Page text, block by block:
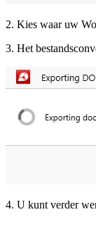
2. Kies waar uw
3. Het
4. U kunt verder